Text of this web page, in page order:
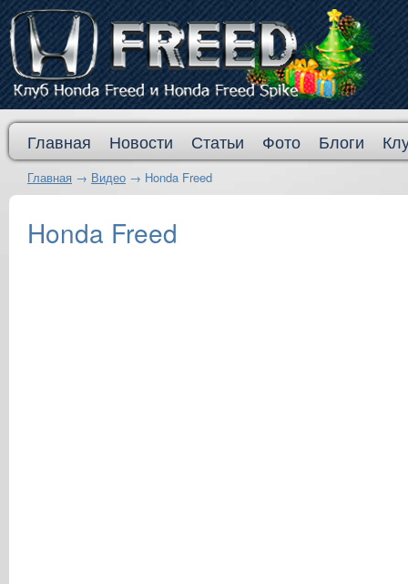
Главная Новости Статьи Фото Блоги
Главная → Видео → Honda Freed
Honda Freed